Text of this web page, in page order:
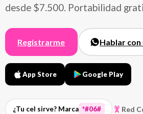
desde $7.500. Portabilidad
Registrarme Hablar con
App Store Google Play
¿Tu cel sirve? Marca *#06#
Red